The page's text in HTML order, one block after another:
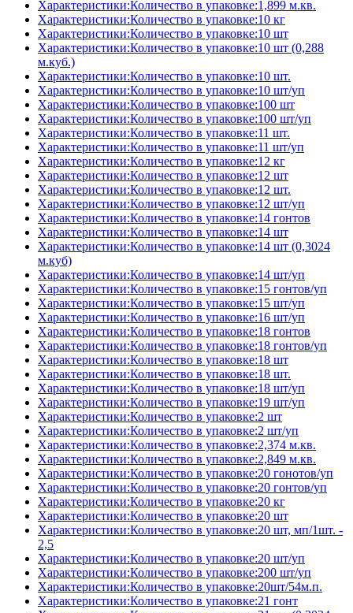
Характеристики:Количество в упаковке:1,899 м.кв.
Характеристики:Количество в упаковке:10 кг
Характеристики:Количество в упаковке:10 шт
Характеристики:Количество в упаковке:10 шт (0,288
м.куб.)
Характеристики:Количество в упаковке:10 шт.
Характеристики:Количество в упаковке:10 шт/уп
Характеристики:Количество в упаковке:100 шт
Характеристики:Количество в упаковке:100 шт/уп
Характеристики:Количество в упаковке:11 шт.
Характеристики:Количество в упаковке:11 шт/уп
Характеристики:Количество в упаковке:12 кг
Характеристики:Количество в упаковке:12 шт
Характеристики:Количество в упаковке:12 шт.
Характеристики:Количество в упаковке:12 шт/уп
Характеристики:Количество в упаковке:14 гонтов
Характеристики:Количество в упаковке:14 шт
Характеристики:Количество в упаковке:14 шт (0,3024
м.куб)
Характеристики:Количество в упаковке:14 шт/уп
Характеристики:Количество в упаковке:15 гонтов/уп
Характеристики:Количество в упаковке:15 шт/уп
Характеристики:Количество в упаковке:16 шт/уп
Характеристики:Количество в упаковке:18 гонтов
Характеристики:Количество в упаковке:18 гонтов/уп
Характеристики:Количество в упаковке:18 шт
Характеристики:Количество в упаковке:18 шт.
Характеристики:Количество в упаковке:18 шт/уп
Характеристики:Количество в упаковке:19 шт/уп
Характеристики:Количество в упаковке:2 шт
Характеристики:Количество в упаковке:2 шт/уп
Характеристики:Количество в упаковке:2,374 м.кв.
Характеристики:Количество в упаковке:2,849 м.кв.
Характеристики:Количество в упаковке:20 гонотов/уп
Характеристики:Количество в упаковке:20 гонтов/уп
Характеристики:Количество в упаковке:20 кг
Характеристики:Количество в упаковке:20 шт
Характеристики:Количество в упаковке:20 шт, мп/1шт. -
2,5
Характеристики:Количество в упаковке:20 шт/уп
Характеристики:Количество в упаковке:200 шт/уп
Характеристики:Количество в упаковке:20шт/54м.п.
Характеристики:Количество в упаковке:21 гонт